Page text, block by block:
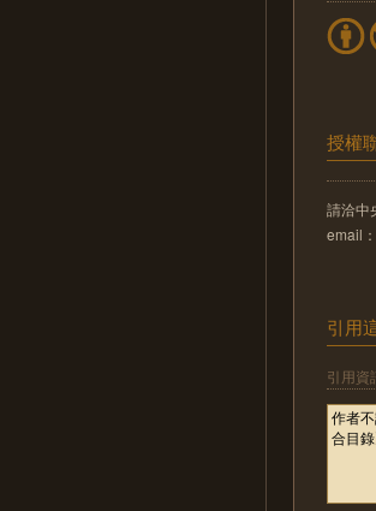
授權
請洽中
email
引用
引用資